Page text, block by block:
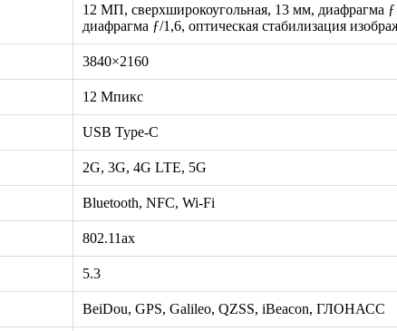
12 МП, сверхширокоугольная, 13 мм, диафрагма
диафрагма ƒ/1,6, оптическая стабилизация
3840×2160
12 Мпикс
USB Type-C
2G, 3G, 4G LTE, 5G
Bluetooth, NFC, Wi-Fi
802.11ax
5.3
BeiDou, GPS, Galileo, QZSS, iBeacon, ГЛОНАСС